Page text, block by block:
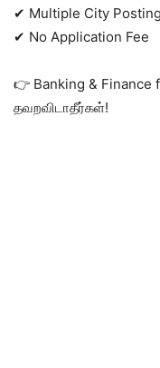
✔ Multiple City Posting
✔ No Application Fee
👉 Banking &
தவறவிடாதீர்கள்!